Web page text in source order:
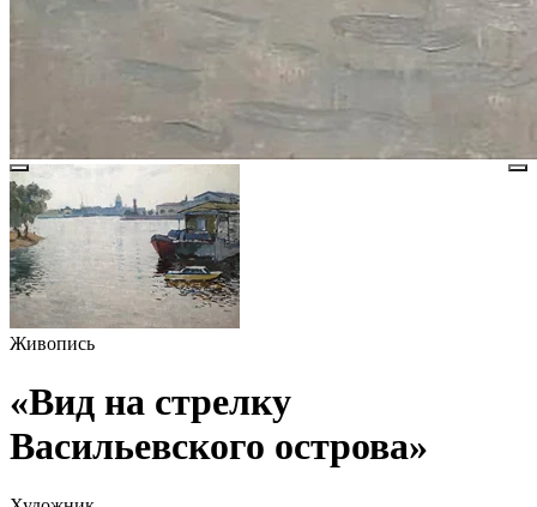
Живопись
«Вид на стрелку
Васильевского острова»